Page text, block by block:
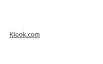
Klook.com